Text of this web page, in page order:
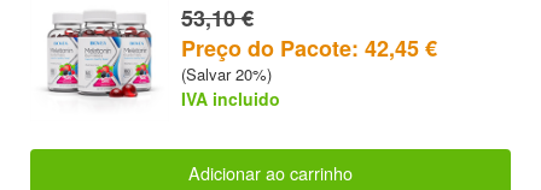
53,10 €
Preço do Pacote: 42,45 €
(Salvar 20%)
IVA incluido
Adicionar ao carrinho